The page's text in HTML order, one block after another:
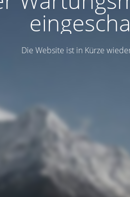
Die Website ist in Kürze